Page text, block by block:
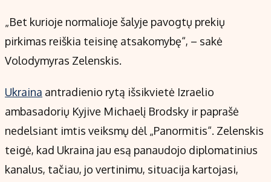
„Bet kurioje normalioje šalyje pavogtų prekių
pirkimas reiškia teisinę atsakomybę“, – sakė
Volodymyras Zelenskis.
Ukraina antradienio rytą išsikvietė Izraelio
ambasadorių Kyjive Michaelį Brodsky ir paprašė
nedelsiant imtis veiksmų dėl „Panormitis“. Zelenskis
teigė, kad Ukraina jau esą panaudojo diplomatinius
kanalus, tačiau, jo vertinimu, situacija kartojasi,